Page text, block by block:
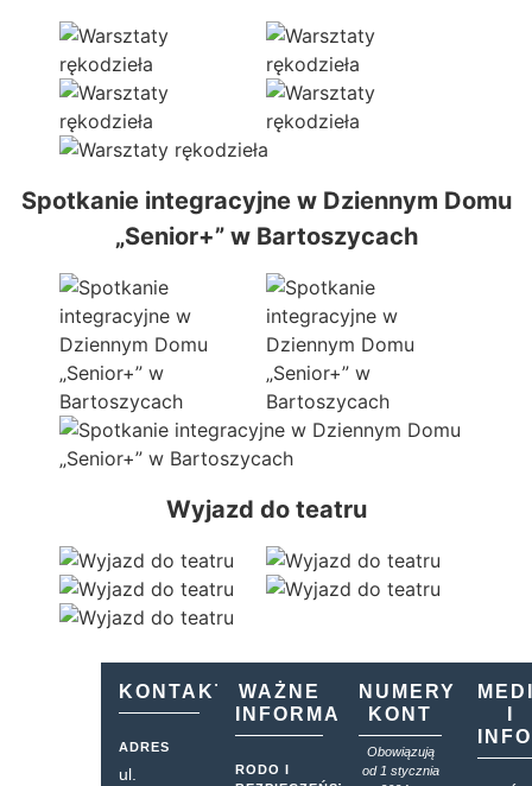
Spotkanie integracyjne w Dziennym Domu
„Senior+” w Bartoszycach
Wyjazd do teatru
KONTAKT
ADRES
ul.
WAŻNE
INFORMACJE
RODO I
NUMERY
KONT
Obowiązują
od 1 stycznia